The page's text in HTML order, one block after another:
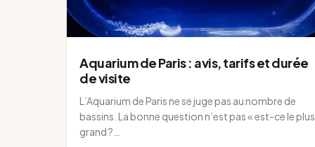
Aquarium de Paris : avis, tarifs et durée
de visite
L’Aquarium de Paris ne se juge pas au nombre de
bassins. La bonne question n’est pas « est-ce le plus
grand ?…